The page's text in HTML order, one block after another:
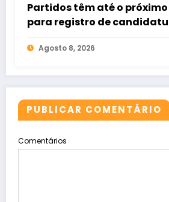
Partidos têm até o
para registro de
tribunais
Agosto 8, 2026
PUBLICAR COMENTÁRIO
Comentários